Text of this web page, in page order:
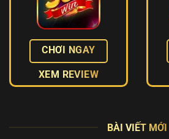
CHƠI NGAY
XEM REVIEW
BÀI VIẾT MỚI